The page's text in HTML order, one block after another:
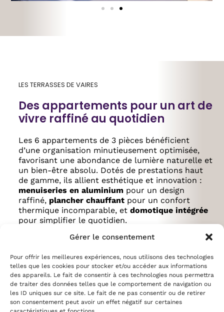
Gérer le consentement
Pour offrir les meilleures expériences, nous utilisons des technologies
telles que les cookies pour stocker et/ou accéder aux informations
des appareils. Le fait de consentir à ces technologies nous permettra
de traiter des données telles que le comportement de navigation ou
les ID uniques sur ce site. Le fait de ne pas consentir ou de retirer
son consentement peut avoir un effet négatif sur certaines
LES TERRASSES DE VAIRES
Des appartements pour un art de
vivre raffiné au quotidien
Les 6 appartements de 3 pièces bénéficient
d’une organisation minutieusement optimisée,
favorisant une abondance de lumière naturelle et
un bien-être absolu. Dotés de prestations haut
de gamme, ils allient esthétique et innovation :
menuiseries en aluminium pour un design
raffiné, plancher chauffant pour un confort
thermique incomparable, etdomotique intégrée
pour simplifier le quotidien.
La sécurité et l’isolation acoustique ont
appartements en rez-de-jardin, situés côté rue,
bénéficient d’uneisolation renforcée pour
garantir calme et sérénité. Aux étages, les
solutions acoustiques assurent une tranquillité
optimale , même en milieu urbain.